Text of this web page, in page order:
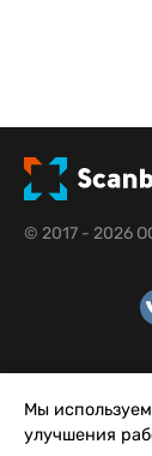
© 2017 - 2026
Мы
улучшения